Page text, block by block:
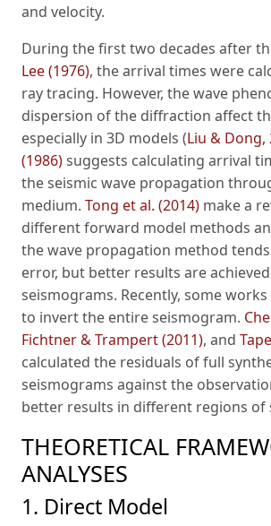
and velocity.
During the first two decades after
Lee (1976), the arrival times were
ray tracing. However, the wave
dispersion of the diffraction affect
especially in 3D models (Liu & Dong,
(1986)suggests calculating arrival
the seismic wave propagation
medium. Tong et al. (2014) make a
different forward model methods
the wave propagation method
error, but better results are
seismograms. Recently, some
to invert the entire seismogram.
Fichtner & Trampert (2011), and
calculated the residuals of full
seismograms against the
better results in different regions of
THEORETICAL
ANALYSES
1. Direct Model